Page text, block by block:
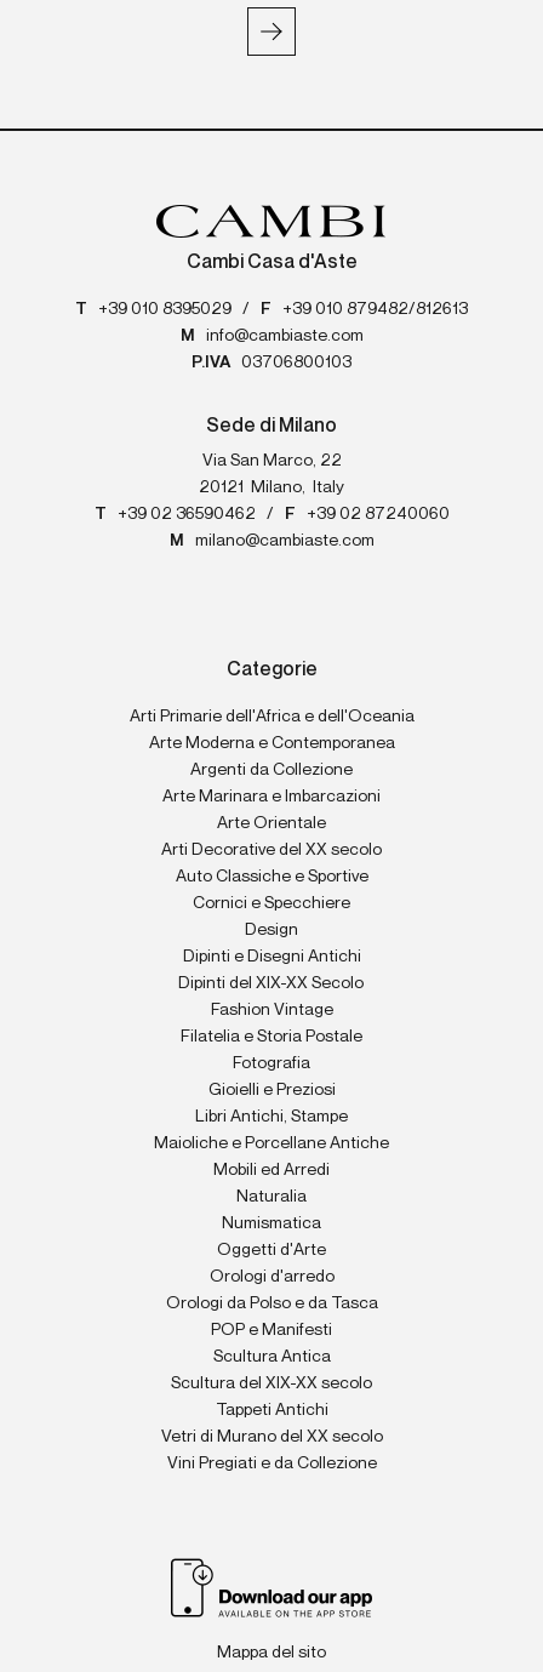
Cambi Casa d'Aste
T +39 010 8395029 / F
+39 010 879482/812613
M
info@cambiaste.com
P.IVA
03706800103
Sede di Milano
Via San Marco, 22
20121
Milano,
Italy
T
+39 02 36590462 / F
+39 02 87240060
M
milano@cambiaste.com
Categorie
Arti Primarie dell'Africa e dell'Oceania
Arte Moderna e Contemporanea
Argenti da Collezione
Arte Marinara e Imbarcazioni
Arte Orientale
Arti Decorative del XX secolo
Auto Classiche e Sportive
Cornici e Specchiere
Design
Dipinti e Disegni Antichi
Dipinti del XIX-XX Secolo
Fashion Vintage
Filatelia e Storia Postale
Fotografia
Gioielli e Preziosi
Libri Antichi, Stampe
Maioliche e Porcellane Antiche
Mobili ed Arredi
Naturalia
Numismatica
Oggetti d'Arte
Orologi d'arredo
Orologi da Polso e da Tasca
POP e Manifesti
Scultura Antica
Scultura del XIX-XX secolo
Tappeti Antichi
Vetri di Murano del XX secolo
Vini Pregiati e da Collezione
Mappa del sito